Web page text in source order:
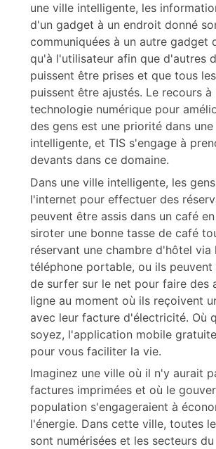
une ville intelligente, les
d'un gadget à un endroit donné
communiquées à un autre gadget
qu'à l'utilisateur afin que d'autres
puissent être prises et que tous
puissent être ajustés. Le recours à
technologie numérique pour
des gens est une priorité dans
intelligente, et TIS s'engage à
devants dans ce domaine.
Dans une ville intelligente, les
l'internet pour effectuer des
peuvent être assis dans un café
siroter une bonne tasse de café
réservant une chambre d'hôtel via
téléphone portable, ou ils peuvent
de surfer sur le net pour faire des
ligne au moment où ils reçoivent
avec leur facture d'électricité. Où
soyez, l'application mobile
pour vous faciliter la vie.
Imaginez une ville où il n'y aurait
factures imprimées et où le
population s'engageraient à
l'énergie. Dans cette ville, toutes
sont numérisées et les secteurs du